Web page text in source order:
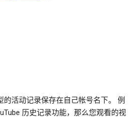
的活动记录保存在自己帐号名下。 例
历史记录功能，那么您观看的视